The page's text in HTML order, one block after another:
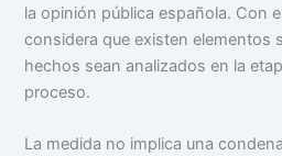
la opinión pública española. Con
considera que existen elementos
hechos sean analizados en la
proceso.
La medida no implica una